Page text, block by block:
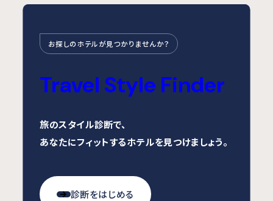
Travel Style Finder
お探しのホテルが見つかりませんか？
旅のスタイル診断で、
あなたにフィットするホテルを見つけましょう。
診断をはじめる